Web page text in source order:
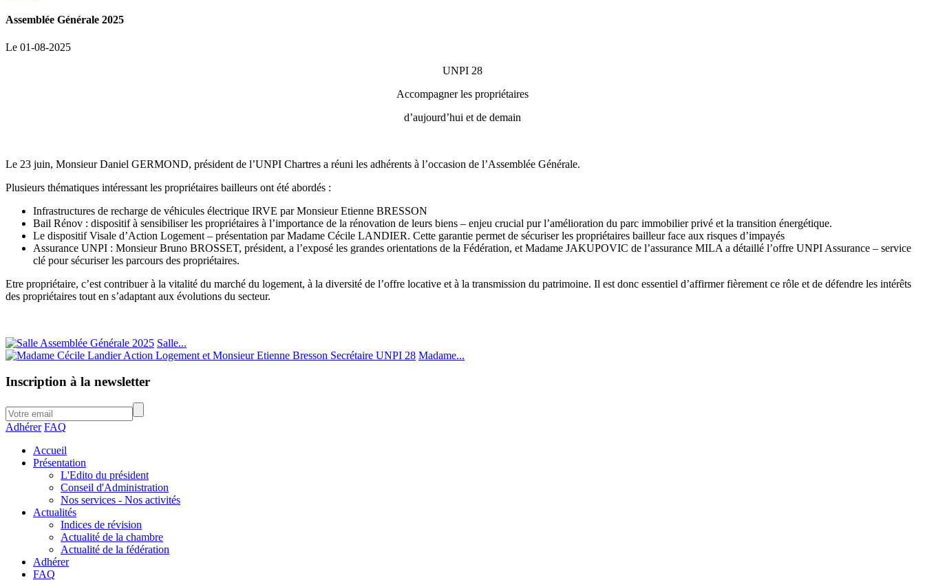
Assemblée Générale 2025
Le 01-08-2025
UNPI 28
Accompagner les propriétaires
d’aujourd’hui et de demain
Le 23 juin, Monsieur Daniel GERMOND, président de l’UNPI Chartres a réuni les adhérents à l’occasion de l’Assemblée Générale.
Plusieurs thématiques intéressant les propriétaires bailleurs ont été abordés :
Infrastructures de recharge de véhicules électrique IRVE par Monsieur Etienne BRESSON
Bail Rénov : dispositif à sensibiliser les propriétaires à l’importance de la rénovation de leurs biens – enjeu crucial pur l’amélioration du parc immobilier privé et la transition énergétique.
Le dispositif Visale d’Action Logement – présentation par Madame Cécile LANDIER. Cette garantie permet de sécuriser les propriétaires bailleur face aux risques d’impayés
Assurance UNPI : Monsieur Bruno BROSSET, président, a l’exposé les grandes orientations de la Fédération, et Madame JAKUPOVIC de l’assurance MILA a détaillé l’offre UNPI Assurance – service
clé pour sécuriser les parcours des propriétaires.
Etre propriétaire, c’est contribuer à la vitalité du marché du logement, à la diversité de l’offre locative et à la transmission du patrimoine. Il est donc essentiel d’affirmer fièrement ce rôle et de défendre les intérêts
des propriétaires tout en s’adaptant aux évolutions du secteur.
Salle...
Madame...
Inscription à la newsletter
Adhérer FAQ
Accueil
Présentation
L'Edito du président
Conseil d'Administration
Nos services - Nos activités
Actualités
Indices de révision
Actualité de la chambre
Actualité de la fédération
Adhérer
FAQ